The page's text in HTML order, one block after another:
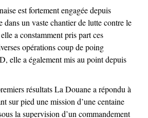
est fortement engagée depuis
dans un vaste chantier de lutte contre le
a constamment pris part ces
opérations coup de poing
elle a également mis au point depuis
résultats La Douane a répondu à
sur pied une mission d’une centaine
la supervision d’un commandement